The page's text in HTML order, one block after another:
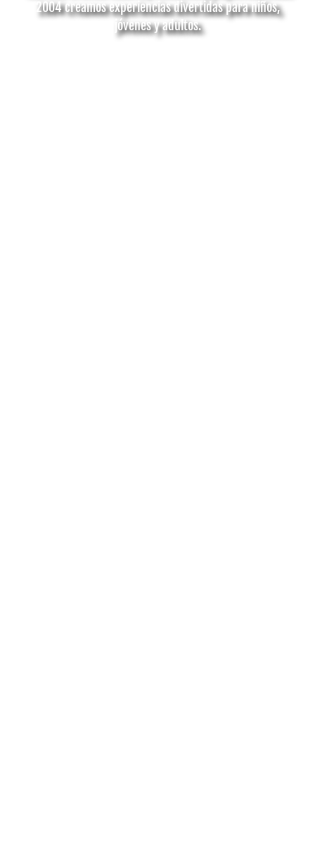
2004 creamos experiencias divertidas para niños,
jóvenes y adultos.